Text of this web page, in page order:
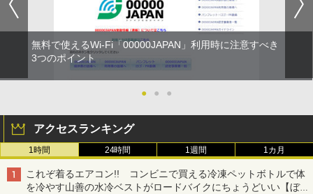
無料で使えるWi-Fi「00000JAPAN」利用時に注意すべき
3つのポイント
● ● ●
アクセスランキング
1時間 24時間 1週間 1カ月
これぞ着るエアコン!! コンビニで買える冷凍ペットボトルで体
を冷やす山善の水冷ベストがロードバイクにちょうどいい【ぼっ